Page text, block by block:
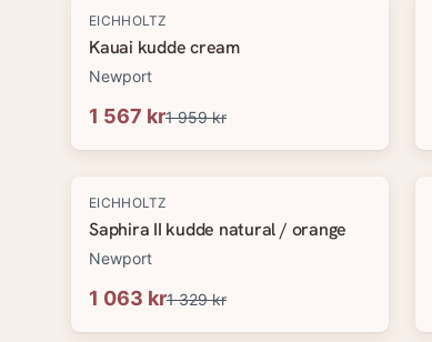
-20%
EICHHOLTZ
Kauai kudde cream
Newport
1 567 kr1 959 kr
-20%
EICHHOLTZ
Saphira II kudde natural / orange
Newport
1 063 kr1 329 kr